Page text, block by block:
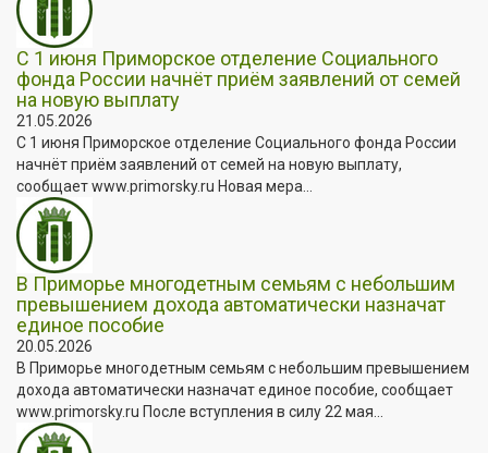
С 1 июня Приморское отделение Социального
фонда России начнёт приём заявлений от семей
на новую выплату
21.05.2026
С 1 июня Приморское отделение Социального фонда России
начнёт приём заявлений от семей на новую выплату,
сообщает www.primorsky.ru Новая мера...
В Приморье многодетным семьям с небольшим
превышением дохода автоматически назначат
единое пособие
20.05.2026
В Приморье многодетным семьям с небольшим превышением
дохода автоматически назначат единое пособие, сообщает
www.primorsky.ru После вступления в силу 22 мая...